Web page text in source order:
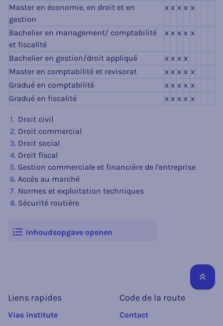
Inhoudsopgave openen
Master en économie, en droit et en
gestion
x x x x x
Bachelier en management/ comptabilité
et fiscalité
x x x x x
Bachelier en gestion/droit appliqué x x x x
Master en comptabilité et revisorat
x x x x x
Gradué en comptabilité
x x x x x
Gradué en fiscalité
x x x x x
Droit civil
Droit commercial
Droit social
Droit fiscal
Gestion commerciale et financière de l’entreprise
Accès au marché
Normes et exploitation techniques
Sécurité routière
Liens rapides
Vias institute
Code de la route
Contact